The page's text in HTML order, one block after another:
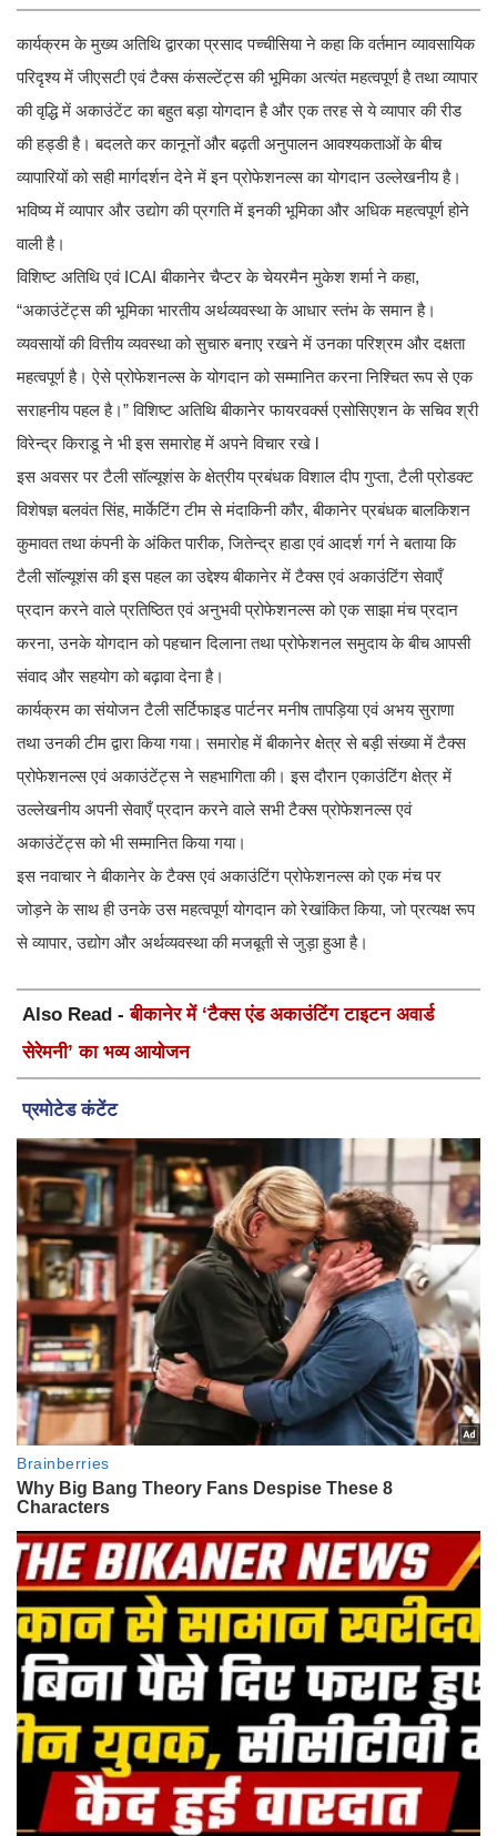
कार्यक्रम के मुख्य अतिथि द्वारका प्रसाद पच्चीसिया ने कहा कि वर्तमान व्यावसायिक
परिदृश्य में जीएसटी एवं टैक्स कंसल्टेंट्स की भूमिका अत्यंत महत्वपूर्ण है तथा व्यापार
की वृद्धि में अकाउंटेंट का बहुत बड़ा योगदान है और एक तरह से ये व्यापार की रीड
की हड्डी है। बदलते कर कानूनों और बढ़ती अनुपालन आवश्यकताओं के बीच
व्यापारियों को सही मार्गदर्शन देने में इन प्रोफेशनल्स का योगदान उल्लेखनीय है।
भविष्य में व्यापार और उद्योग की प्रगति में इनकी भूमिका और अधिक महत्वपूर्ण होने
वाली है।
विशिष्ट अतिथि एवं ICAI बीकानेर चैप्टर के चेयरमैन मुकेश शर्मा ने कहा,
“अकाउंटेंट्स की भूमिका भारतीय अर्थव्यवस्था के आधार स्तंभ के समान है।
व्यवसायों की वित्तीय व्यवस्था को सुचारु बनाए रखने में उनका परिश्रम और दक्षता
महत्वपूर्ण है। ऐसे प्रोफेशनल्स के योगदान को सम्मानित करना निश्चित रूप से एक
सराहनीय पहल है।” विशिष्ट अतिथि बीकानेर फायरवर्क्स एसोसिएशन के सचिव श्री
विरेन्द्र किराडू ने भी इस समारोह में अपने विचार रखे l
इस अवसर पर टैली सॉल्यूशंस के क्षेत्रीय प्रबंधक विशाल दीप गुप्ता, टैली प्रोडक्ट
विशेषज्ञ बलवंत सिंह, मार्केटिंग टीम से मंदाकिनी कौर, बीकानेर प्रबंधक बालकिशन
कुमावत तथा कंपनी के अंकित पारीक, जितेन्द्र हाडा एवं आदर्श गर्ग ने बताया कि
टैली सॉल्यूशंस की इस पहल का उद्देश्य बीकानेर में टैक्स एवं अकाउंटिंग सेवाएँ
प्रदान करने वाले प्रतिष्ठित एवं अनुभवी प्रोफेशनल्स को एक साझा मंच प्रदान
करना, उनके योगदान को पहचान दिलाना तथा प्रोफेशनल समुदाय के बीच आपसी
संवाद और सहयोग को बढ़ावा देना है।
कार्यक्रम का संयोजन टैली सर्टिफाइड पार्टनर मनीष तापड़िया एवं अभय सुराणा
तथा उनकी टीम द्वारा किया गया। समारोह में बीकानेर क्षेत्र से बड़ी संख्या में टैक्स
प्रोफेशनल्स एवं अकाउंटेंट्स ने सहभागिता की। इस दौरान एकाउंटिंग क्षेत्र में
उल्लेखनीय अपनी सेवाएँ प्रदान करने वाले सभी टैक्स प्रोफेशनल्स एवं
अकाउंटेंट्स को भी सम्मानित किया गया।
इस नवाचार ने बीकानेर के टैक्स एवं अकाउंटिंग प्रोफेशनल्स को एक मंच पर
जोड़ने के साथ ही उनके उस महत्वपूर्ण योगदान को रेखांकित किया, जो प्रत्यक्ष रूप
से व्यापार, उद्योग और अर्थव्यवस्था की मजबूती से जुड़ा हुआ है।
Also Read -बीकानेर में ‘टैक्स एंड अकाउंटिंग टाइटन अवार्ड
सेरेमनी’ का भव्य आयोजन